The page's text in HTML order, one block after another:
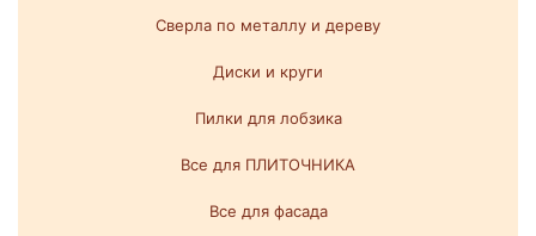
Сверла по металлу и дереву
Диски и круги
Пилки для лобзика
Все для ПЛИТОЧНИКА
Все для фасада